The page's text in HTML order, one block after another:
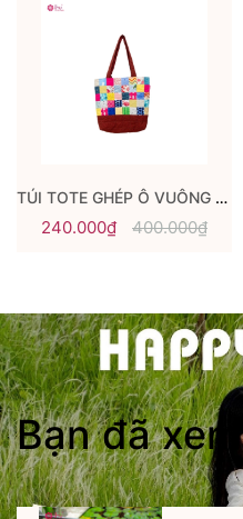
TÚI TOTE GHÉP Ô VUÔNG SALE SHOCK
240.000₫ 400.000₫
Bạn đã xem